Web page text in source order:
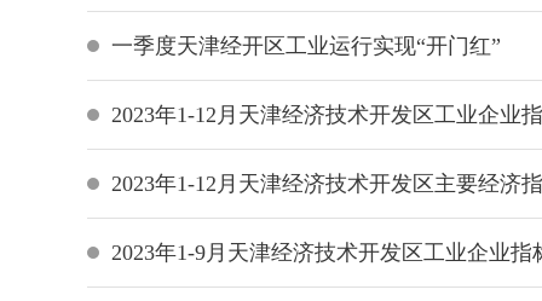
一季度天津经开区工业运行实现“开门红”
2023年1-12月天津经济技术开发区工业企业
2023年1-12月天津经济技术开发区主要经济
2023年1-9月天津经济技术开发区工业企业指